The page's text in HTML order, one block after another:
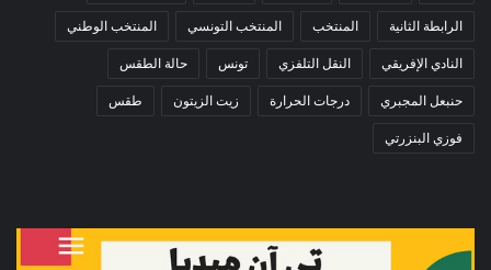
الرابطة الثانية المنتخب المنتخب التونسي المنتخب الوطني
النادي الإفريقي النقل التلفزي تونس حالة الطقس
حنبعل المجبري درجات الحرارة زيت الزيتون طقس
فوزي البنزرتي